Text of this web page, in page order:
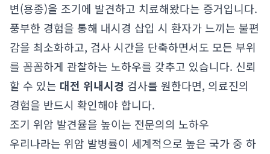
변(용종)을 조기에 발견하고 치료해왔다는 증거입니다.
풍부한 경험을 통해 내시경 삽입 시 환자가 느끼는 불편
감을 최소화하고, 검사 시간을 단축하면서도 모든 부위
를 꼼꼼하게 관찰하는 노하우를 갖추고 있습니다. 신뢰
할 수 있는 대전 위내시경 검사를 원한다면, 의료진의
경험을 반드시 확인해야 합니다.
조기 위암 발견율을 높이는 전문의의 노하우
우리나라는 위암 발병률이 세계적으로 높은 국가 중 하